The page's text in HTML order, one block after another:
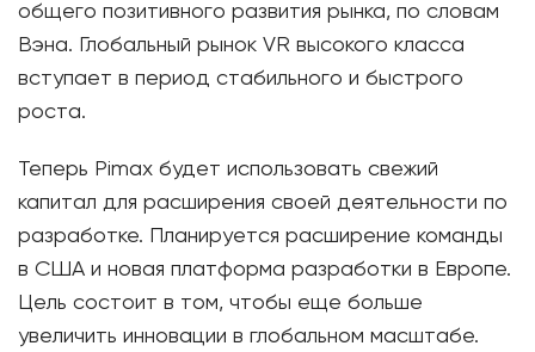
общего позитивного развития рынка, по словам
Вэна. Глобальный рынок VR высокого класса
вступает в период стабильного и быстрого
роста.
Теперь Pimax будет использовать свежий
капитал для расширения своей деятельности по
разработке. Планируется расширение команды
в США и новая платформа разработки в Европе.
Цель состоит в том, чтобы еще больше
увеличить инновации в глобальном масштабе.